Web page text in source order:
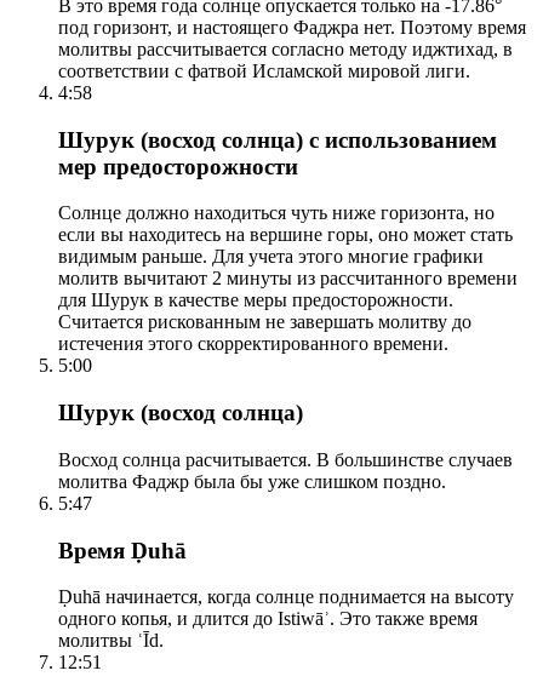
В это время года солнце опускается только на -17.86°
под горизонт, и настоящего Фаджра нет. Поэтому время
молитвы рассчитывается согласно методу иджтихад, в
соответствии с фатвой Исламской мировой лиги.
4:58
Шурук (восход солнца) с использованием
мер предосторожности
Солнце должно находиться чуть ниже горизонта, но
если вы находитесь на вершине горы, оно может стать
видимым раньше. Для учета этого многие графики
молитв вычитают 2 минуты из рассчитанного времени
для Шурук в качестве меры предосторожности.
Считается рискованным не завершать молитву до
истечения этого скорректированного времени.
5:00
Шурук (восход солнца)
Восход солнца расчитывается. В большинстве случаев
молитва Фаджр была бы уже слишком поздно.
5:47
Время Ḍuhā
Ḍuhā начинается, когда солнце поднимается на высоту
одного копья, и длится до Istiwāʾ. Это также время
молитвы ʿĪd.
12:51